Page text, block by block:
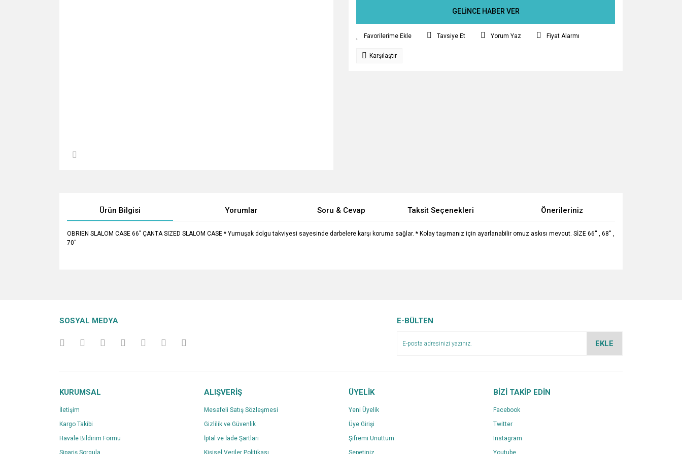
GELİNCE HABER VER
Tavsiye Et Yorum Yaz Fiyat Alarmı
Karşılaştır
Ürün Bilgisi Yorumlar Soru & Cevap Taksit Seçenekleri Önerileriniz
OBRIEN SLALOM CASE 66" ÇANTA SIZED SLALOM CASE * Yumuşak dolgu takviyesi sayesinde darbelere karşı koruma sağlar. * Kolay taşımanız için ayarlanabilir omuz askısı mevcut. SİZE 66'' , 68'' ,
70''
Ürün açıklamasında eksik bilgiler bulunuyor.
SOSYAL MEDYA E-BÜLTEN
EKLE
KURUMSAL
İletişim
Kargo Takibi
Havale Bildirim Formu
Sipariş Sorgula
ALIŞVERİŞ
Mesafeli Satış Sözleşmesi
Gizlilik ve Güvenlik
İptal ve İade Şartları
Kişisel Veriler Politikası
ÜYELİK
Yeni Üyelik
Üye Girişi
Şifremi Unuttum
Sepetiniz
BİZİ TAKİP EDİN
Facebook
Twitter
Instagram
Youtube